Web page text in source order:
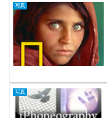
写真
写真